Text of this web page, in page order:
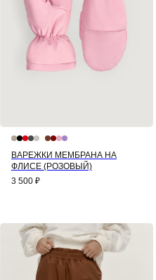
ВАРЕЖКИ МЕМБРАНА НА
ФЛИСЕ (РОЗОВЫЙ)
3 500 ₽